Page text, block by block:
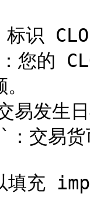
识
您的
发生日
交易货
填充